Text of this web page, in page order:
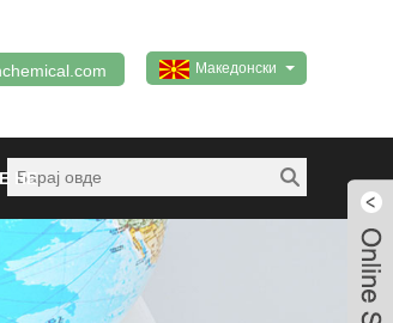
Македонски
НЕ